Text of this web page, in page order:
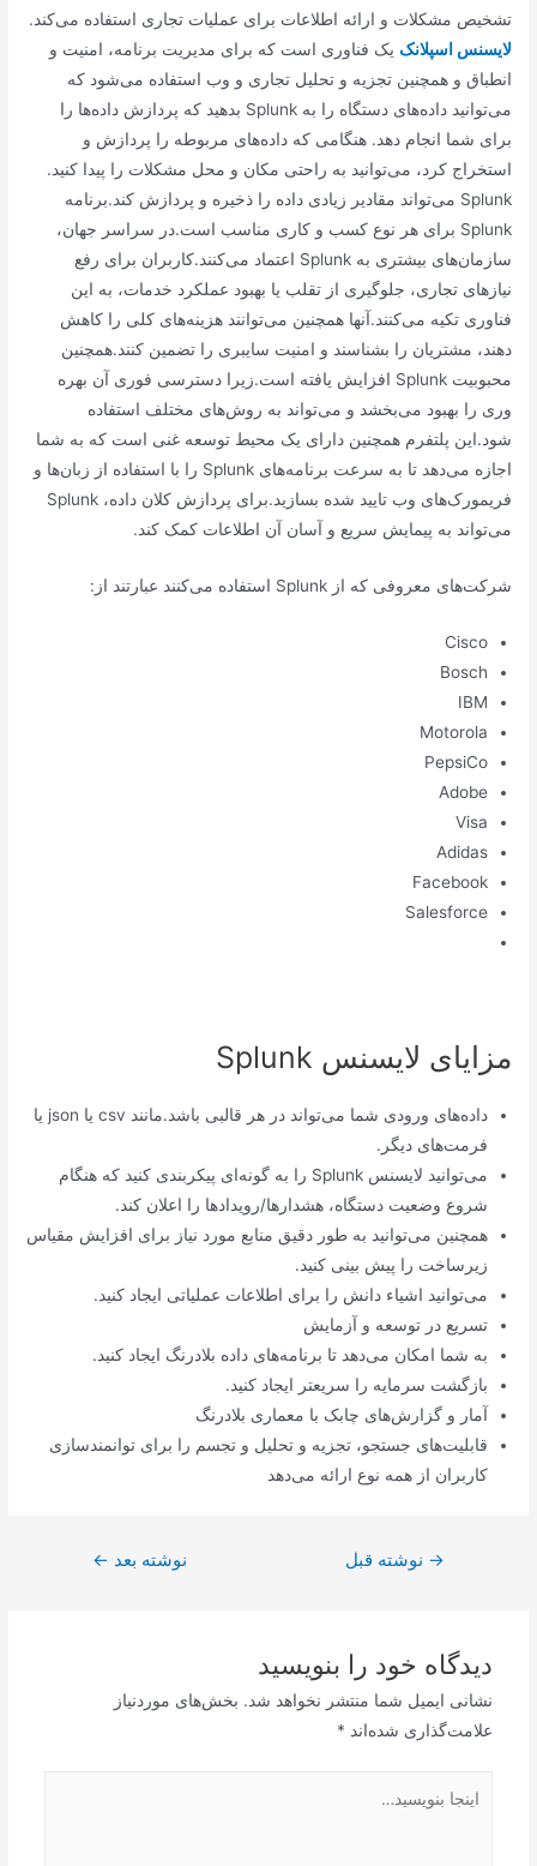
تشخیص مشکلات و ارائه اطلاعات برای عملیات تجاری استفاده می‌کند.
لایسنس اسپلانک یک فناوری است که برای مدیریت برنامه، امنیت و
انطباق و همچنین تجزیه و تحلیل تجاری و وب استفاده می‌شود که
می‌توانید داده‌های دستگاه را به Splunk بدهید که پردازش داده‌ها را
برای شما انجام ‌دهد. هنگامی که داده‌های مربوطه را پردازش و
استخراج کرد، می‌توانید به راحتی مکان و محل مشکلات را پیدا کنید.
Splunk می‌تواند مقادیر زیادی داده را ذخیره و پردازش کند.برنامه
Splunk برای هر نوع کسب و کاری مناسب است.در سراسر جهان،
سازمان‌های بیشتری به Splunk اعتماد می‌کنند.کاربران برای رفع
نیازهای تجاری، جلوگیری از تقلب یا بهبود عملکرد خدمات، به این
فناوری تکیه می‌کنند.آنها همچنین می‌توانند هزینه‌های کلی را کاهش
دهند، مشتریان را بشناسند و امنیت سایبری را تضمین کنند.همچنین
محبوبیت Splunk افزایش یافته است.زیرا دسترسی فوری آن بهره
وری را بهبود می‌بخشد و می‌تواند به روش‌های مختلف استفاده
شود.این پلتفرم همچنین دارای یک محیط توسعه غنی است که به شما
اجازه می‌دهد تا به سرعت برنامه‌های Splunk را با استفاده از زبان‌ها و
فریمورک‌های وب تایید شده بسازید.برای پردازش کلان داده، Splunk
می‌تواند به پیمایش سریع و آسان آن اطلاعات کمک کند.
شرکت‌های معروفی که از Splunk استفاده می‌کنند عبارتند از:
Cisco
Bosch
IBM
Motorola
PepsiCo
Adobe
Visa
Adidas
Facebook
Salesforce
مزایای لایسنس Splunk
داده‌های ورودی شما می‌تواند در هر قالبی باشد.مانند csv یا json یا
فرمت‌های دیگر.
می‌توانید لایسنس Splunk را به گونه‌ای پیکربندی کنید که هنگام
شروع وضعیت دستگاه، هشدارها/رویدادها را اعلان کند.
همچنین می‌توانید به طور دقیق منابع مورد نیاز برای افزایش مقیاس
زیرساخت را پیش بینی کنید.
می‌توانید اشیاء دانش را برای اطلاعات عملیاتی ایجاد کنید.
تسریع در توسعه و آزمایش
به شما امکان می‌دهد تا برنامه‌های داده بلادرنگ ایجاد کنید.
بازگشت سرمایه را سریعتر ایجاد کنید.
آمار و گزارش‌های چابک با معماری بلادرنگ
قابلیت‌های جستجو، تجزیه و تحلیل و تجسم را برای توانمندسازی
کاربران از همه نوع ارائه می‌دهد
راهبری→ نوشته قبل نوشته بعد ←
دیدگاه‌ خود را بنویسید
نشانی ایمیل شما منتشر نخواهد شد. بخش‌های موردنیاز
علامت‌گذاری شده‌اند *
بنویسید…